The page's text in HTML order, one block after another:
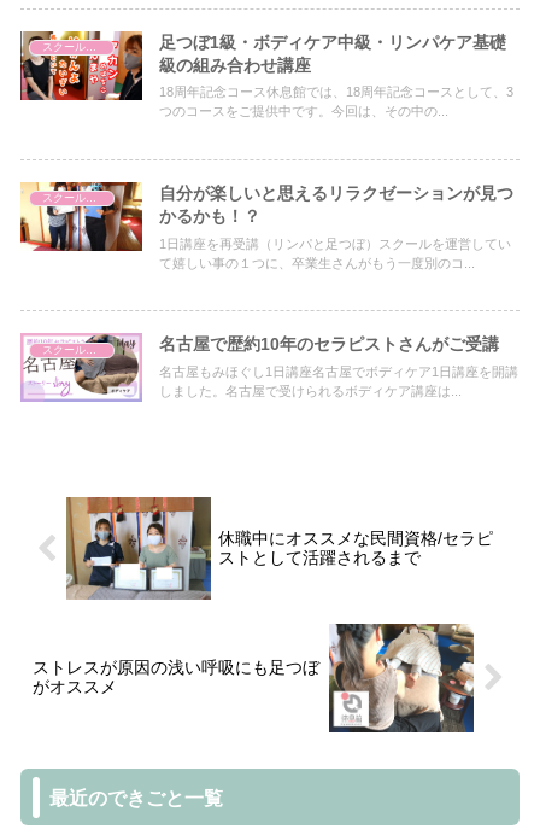
スクールについて
足つぼ1級・ボディケア中級・リンパケア基礎
級の組み合わせ講座
18周年記念コース休息館では、18周年記念コースとして、3
つのコースをご提供中です。今回は、その中の...
スクールについて
自分が楽しいと思えるリラクゼーションが見つ
かるかも！？
1日講座を再受講（リンパと足つぼ）スクールを運営してい
て嬉しい事の１つに、卒業生さんがもう一度別のコ...
名古屋で歴約10年のセラピストさんがご受講
名古屋もみほぐし1日講座名古屋でボディケア1日講座を開講
しました。名古屋で受けられるボディケア講座は...
休職中にオススメな民間資格/セラピ
ストとして活躍されるまで
ストレスが原因の浅い呼吸にも足つぼ
がオススメ
最近のできごと一覧